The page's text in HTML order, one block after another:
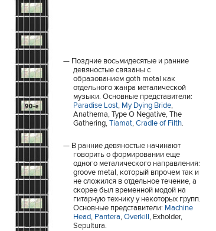
Поздние восьмидесятые и ранние
девяностые связаны с
образованием goth metal как
отдельного жанра металической
музыки. Основные представители:
Paradise Lost, My Dying Bride,
Anathema, Type O Negative, The
Gathering,Tiamat,Cradle of Filth.
В ранние девяностые начинают
говорить о формировании еще
одного металического направления:
groove metal, который впрочем так и
не сложился в отдельное течение, а
скорее был временной модой на
гитарную технику у некоторых групп.
Основные представители: Machine
Head, Pantera,Overkill, Exholder,
Sepultura.